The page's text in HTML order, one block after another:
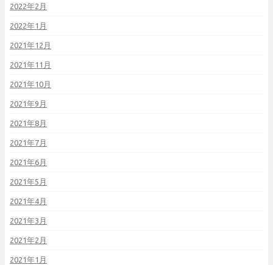
2022年2月
2022年1月
2021年12月
2021年11月
2021年10月
2021年9月
2021年8月
2021年7月
2021年6月
2021年5月
2021年4月
2021年3月
2021年2月
2021年1月